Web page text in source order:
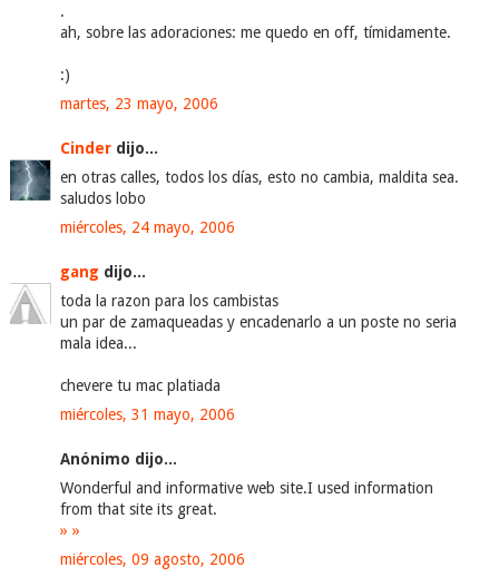
.
ah, sobre las adoraciones: me quedo en off, tímidamente.
:)
martes, 23 mayo, 2006
Cinderdijo...
en otras calles, todos los días, esto no cambia, maldita sea.
saludos lobo
miércoles, 24 mayo, 2006
gang dijo...
toda la razon para los cambistas
un par de zamaqueadas y encadenarlo a un poste no seria
mala idea...
chevere tu mac platiada
miércoles, 31 mayo, 2006
Anónimo dijo...
Wonderful and informative web site.I used information
from that site its great.
» »
miércoles, 09 agosto, 2006